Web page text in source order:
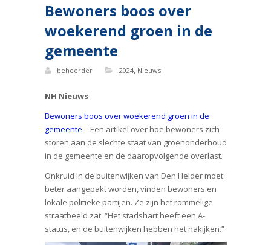
Bewoners boos over
woekerend groen in de
gemeente
beheerder 2024, Nieuws
NH Nieuws
Bewoners boos over woekerend groen in de
gemeente – Een artikel over hoe bewoners zich
storen aan de slechte staat van groenonderhoud
in de gemeente en de daaropvolgende overlast.
Onkruid in de buitenwijken van Den Helder moet
beter aangepakt worden, vinden bewoners en
lokale politieke partijen. Ze zijn het rommelige
straatbeeld zat. “Het stadshart heeft een A-
status, en de buitenwijken hebben het nakijken.”